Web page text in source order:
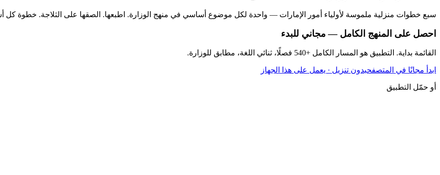
سبع خطوات منزلية ملموسة لأولياء أمور الإمارات — واحدة لكل موضوع أساسي في منهج الوزارة. اطبعها. الصقها على الثلاجة. خطوة كل
احصل على المنهج الكامل — مجاني للبدء
القائمة بداية. التطبيق هو المسار الكامل +540 فصلًا، ثنائي اللغة، مطابق للوزارة.
ابدأ مجانًا في المتصفحبدون تنزيل · يعمل على هذا الجهاز
أو حمّل التطبيق